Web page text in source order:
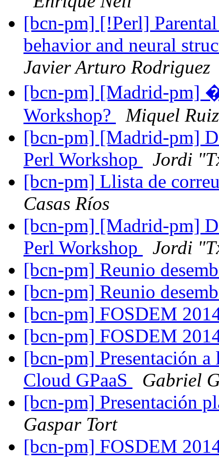
[bcn-pm] [!Perl]
behavior and neural
Javier Arturo Rodriguez
[bcn-pm] [Madrid-pm]
Workshop?
Miquel Ruiz
[bcn-pm] [Madrid-pm]
Perl Workshop
Jordi
[bcn-pm] Llista de
Casas Ríos
[bcn-pm] [Madrid-pm]
Perl Workshop
Jordi
[bcn-pm] Reunio
[bcn-pm] Reunio
[bcn-pm] FOSDEM
[bcn-pm] FOSDEM
[bcn-pm] Presentación
Cloud GPaaS
Gabriel
[bcn-pm] Presentación
Gaspar Tort
[bcn-pm] FOSDEM